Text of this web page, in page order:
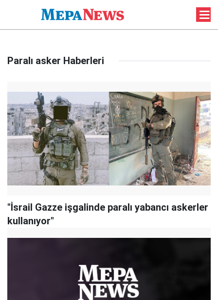
Paralı asker Haberleri
"İsrail Gazze işgalinde paralı yabancı askerler
kullanıyor"